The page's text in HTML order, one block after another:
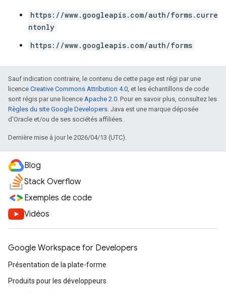
https://www.googleapis.com/auth/forms.curre
ntonly
https://www.googleapis.com/auth/forms
Sauf indication contraire, le contenu de cette page est régi par une
licence Creative Commons Attribution 4.0, et les échantillons de code
sont régis par une licence Apache 2.0. Pour en savoir plus, consultez les
Règles du site Google Developers. Java est une marque déposée
d'Oracle et/ou de ses sociétés affiliées.
Dernière mise à jour le 2026/04/13 (UTC).
Blog
Stack Overflow
Exemples de code
Vidéos
Google Workspace for Developers
Présentation de la plate-forme
Produits pour les développeurs